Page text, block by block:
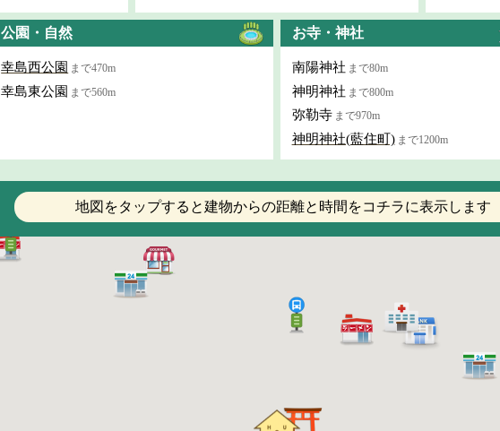
公園・自然
幸島西公園 まで470m
幸島東公園 まで560m
お寺・神社
南陽神社 まで80m
神明神社 まで800m
弥勒寺 まで970m
神明神社(藍住町) まで1200m
地図をタップすると建物からの距離と時間をコチラに表示します